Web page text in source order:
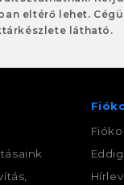
eltérő lehet.
látható.